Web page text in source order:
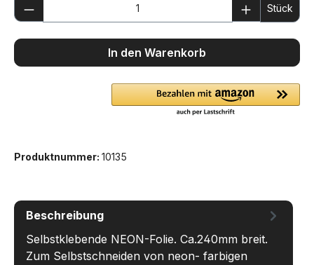
Produkt Anzahl: Gib den gewünschten
Stück
In den Warenkorb
Produktnummer: 10135
Beschreibung
Selbstklebende NEON-Folie. Ca.240mm breit.
Zum Selbstschneiden von neon- farbigen